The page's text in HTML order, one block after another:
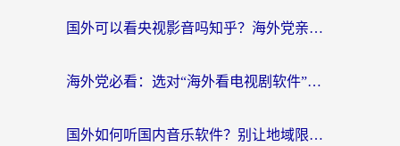
国外可以看央视影音吗知乎？海外党亲测有效的回国加速方案
海外党必看：选对“海外看电视剧软件”，再也不用愁国内剧刷不了
国外如何听国内音乐软件？别让地域限制，断了你的中文歌单